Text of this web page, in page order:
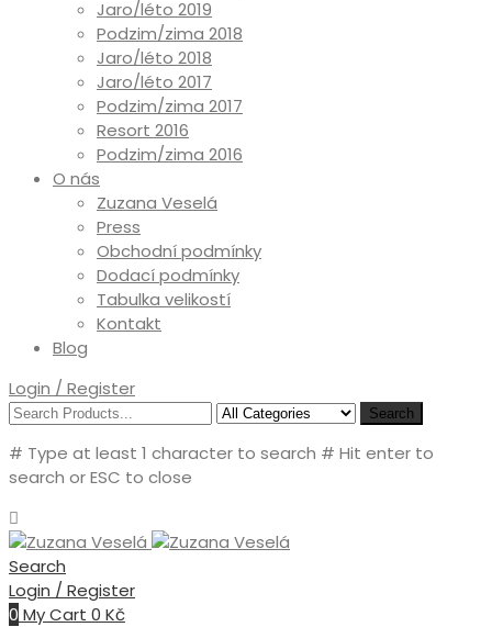
Jaro/léto 2019
Podzim/zima 2018
Jaro/léto 2018
Jaro/léto 2017
Podzim/zima 2017
Resort 2016
Podzim/zima 2016
O nás
Zuzana Veselá
Press
Obchodní podmínky
Dodací podmínky
Tabulka velikostí
Kontakt
Blog
Login / Register
Search
# Type at least 1 character to search # Hit enter to
search or ESC to close
Search
Login / Register
0 My Cart 0 Kč